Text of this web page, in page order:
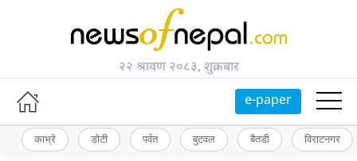
२२ श्रावण २०८३, शुक्रबार
e-paper
काभ्रे डोटी पर्वत बुटवल बैतडी विराटनगर